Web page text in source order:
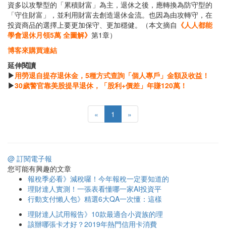
資多以攻擊型的「累積財富」為主，退休之後，應轉換為防守型的
「守住財富」，並利用財富去創造退休金流。也因為由攻轉守，在
投資商品的選擇上要更加保守、更加穩健。（本文摘自 《人人都能
學會退休月領5萬 全圖解》 第1章）
博客來購買連結
延伸閱讀
▶用勞退自提存退休金，5種方式查詢「個人專戶」金額及收益！
▶30歲警官靠美股提早退休，「股利+價差」年賺120萬！
« 1 »
@ 訂閱電子報
您可能有興趣的文章
報稅季必看》減稅囉！今年報稅一定要知道的
理財達人實測！一張表看懂哪一家AI投資平
行動支付懶人包》精選6大QA一次懂：這樣
理財達人試用報告》10款最適合小資族的理
該辦哪張卡才好？2019年熱門信用卡消費